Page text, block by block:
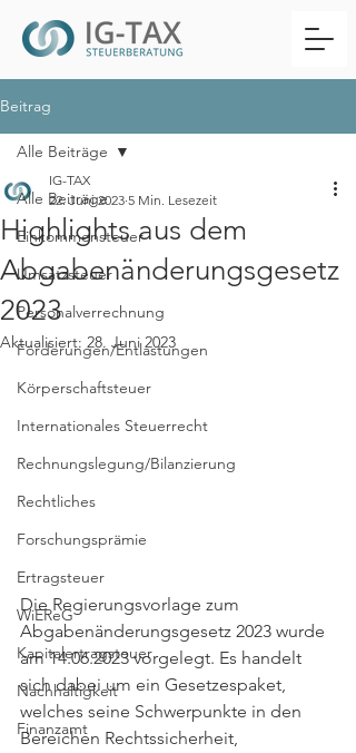
Beitrag
Alle Beiträge
Einkommensteuer
Umsatzsteuer
Personalverrechnung
Förderungen/Entlastungen
Körperschaftsteuer
Internationales Steuerrecht
Rechnungslegung/Bilanzierung
Rechtliches
Forschungsprämie
Ertragsteuer
WiEReG
Kapitalertragsteuer
Nachhaltigkeit
Finanzamt
Alle Beiträge
Highlights aus dem
Abgabenänderungsgesetz
2023
IG-TAX
22. Juni 2023 5 Min. Lesezeit
Aktualisiert: 28. Juni 2023
Die Regierungsvorlage zum
Abgabenänderungsgesetz 2023 wurde
am 14.06.2023 vorgelegt. Es handelt
sich dabei um ein Gesetzespaket,
welches seine Schwerpunkte in den
Bereichen Rechtssicherheit,